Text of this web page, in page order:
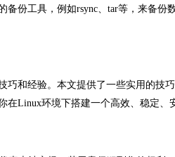
工具，例如rsync、tar等，来备份
和经验。本文提供了一些实用的技
Linux环境下搭建一个高效、稳定、